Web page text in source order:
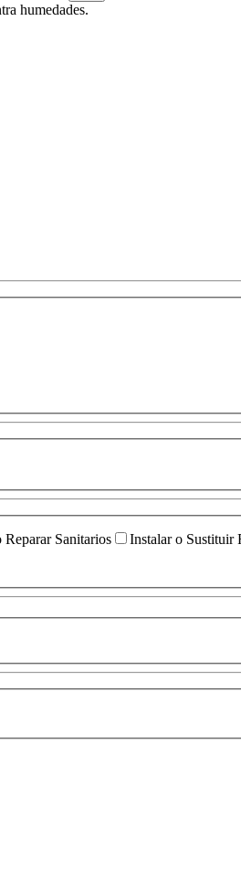
humedades.
Reparar Sanitarios Instalar o Sustituir